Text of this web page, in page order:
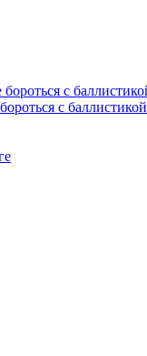
с баллистикой